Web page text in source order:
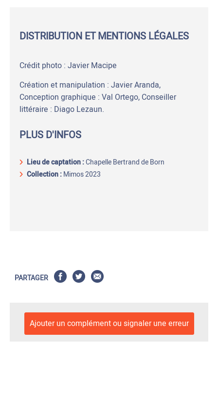
DISTRIBUTION ET MENTIONS LÉGALES
Crédit photo : Javier Macipe
Création et manipulation : Javier Aranda,
Conception graphique : Val Ortego, Conseiller
littéraire : Diago Lezaun.
PLUS D'INFOS
Lieu de captation:Chapelle Bertrand de Born
Collection :Mimos 2023
PARTAGER
Ajouter un complément ou signaler une erreur